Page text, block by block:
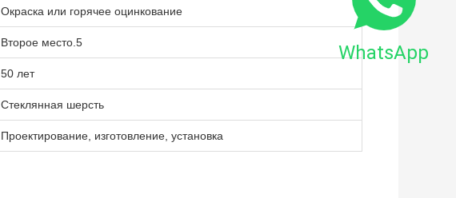
Окраска или горячее оцинкование
Второе место.5
50 лет
Стеклянная шерсть
Проектирование, изготовление, установка
WhatsApp